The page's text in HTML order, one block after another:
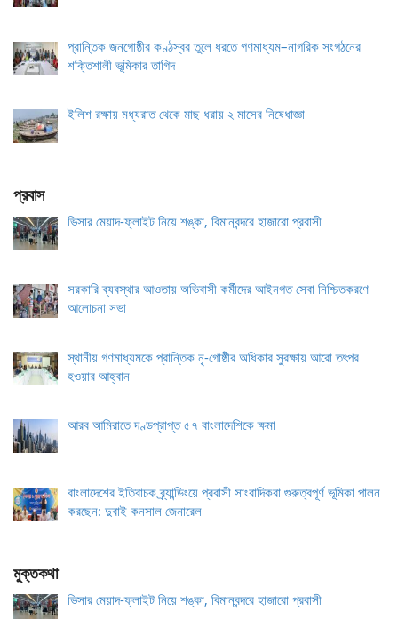
প্রান্তিক জনগোষ্ঠীর কণ্ঠস্বর তুলে ধরতে গণমাধ্যম–নাগরিক সংগঠনের
শক্তিশালী ভূমিকার তাগিদ
ইলিশ রক্ষায় মধ্যরাত থেকে মাছ ধরায় ২ মাসের নিষেধাজ্ঞা
প্রবাস
ভিসার মেয়াদ-ফ্লাইট নিয়ে শঙ্কা, বিমানবন্দরে হাজারো প্রবাসী
সরকারি ব্যবস্থার আওতায় অভিবাসী কর্মীদের আইনগত সেবা নিশ্চিতকরণে
আলোচনা সভা
স্থানীয় গণমাধ্যমকে প্রান্তিক নৃ-গোষ্ঠীর অধিকার সুরক্ষায় আরো তৎপর
হওয়ার আহ্বান
আরব আমিরাতে দণ্ডপ্রাপ্ত ৫৭ বাংলাদেশিকে ক্ষমা
বাংলাদেশের ইতিবাচক ব্র্যান্ডিংয়ে প্রবাসী সাংবাদিকরা গুরুত্বপূর্ণ ভূমিকা পালন
করছেন: দুবাই কনসাল জেনারেল
মুক্তকথা
ভিসার মেয়াদ-ফ্লাইট নিয়ে শঙ্কা, বিমানবন্দরে হাজারো প্রবাসী